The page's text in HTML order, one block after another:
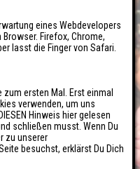
eines Webdevelopers
Firefox, Chrome,
lasst die Finger von Safari.
ersten Mal. Erst einmal
verwenden, um uns
Hinweis hier gelesen
schließen musst. Wenn Du
zu unserer
besuchst, erklärst Du Dich